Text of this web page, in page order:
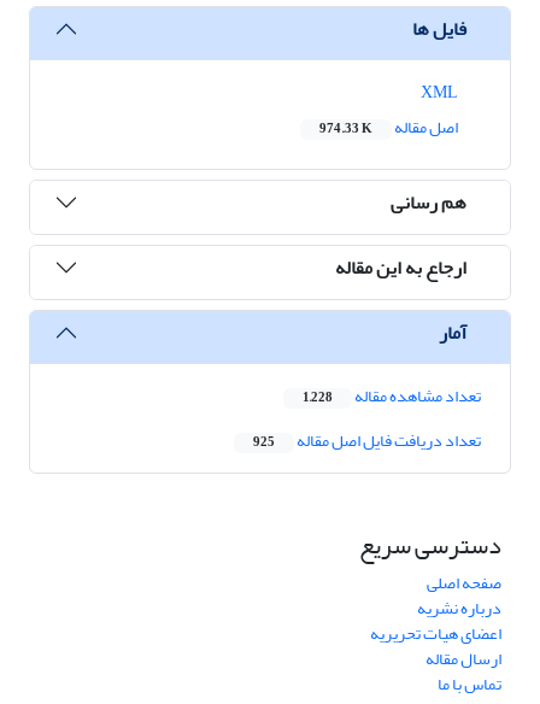
فایل ها
اصل مقاله
974.33 K
هم رسانی
ارجاع به این مقاله
آمار
تعداد مشاهده مقاله 1,228
تعداد دریافت فایل اصل مقاله 925
دسترسی سریع
صفحه اصلی
درباره نشریه
اعضای هیات تحریریه
ارسال مقاله
تماس با ما